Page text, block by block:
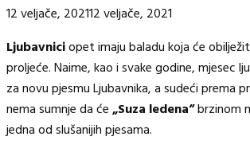
12 veljače, 202112 veljače, 2021
Ljubavniciopet imaju baladu koja će
proljeće. Naime, kao i svake godine, mjesec
za novu pjesmu Ljubavnika, a sudeći prema
nema sumnje da će„Suza ledena“brzinom
jedna od slušanijih pjesama.